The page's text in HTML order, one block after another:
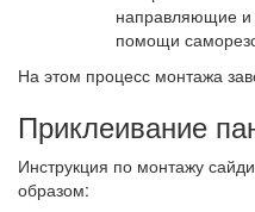
направляющие и
помощи
На этом процесс монтажа
Приклеивание
Инструкция по монтажу
образом: